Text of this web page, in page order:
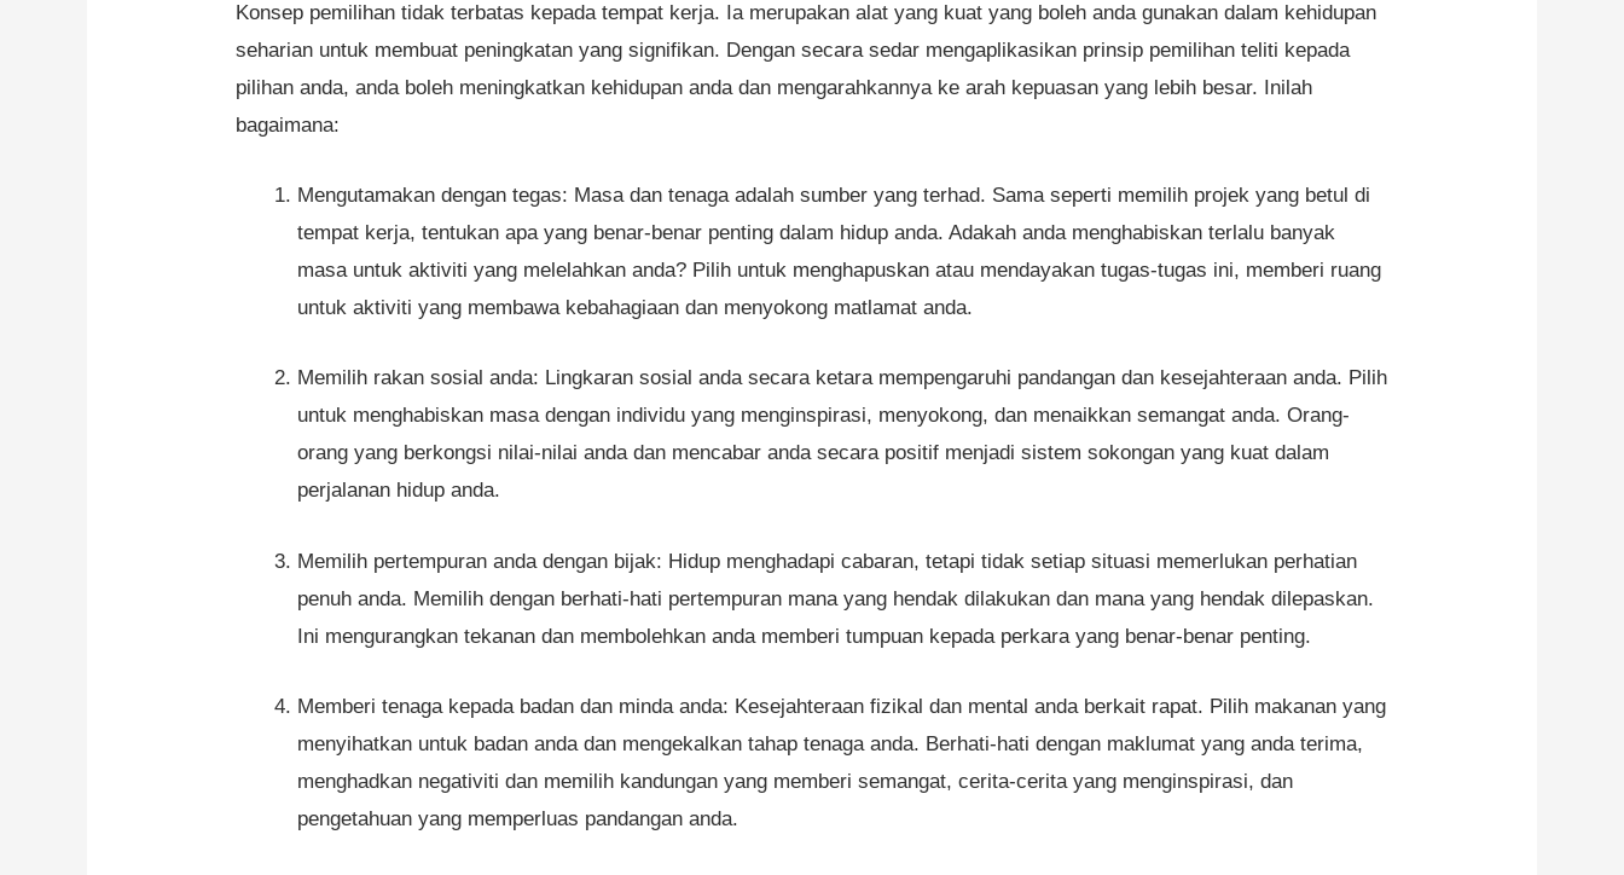
Konsep pemilihan tidak terbatas kepada tempat kerja. Ia merupakan alat yang kuat yang boleh anda gunakan dalam kehidupan
seharian untuk membuat peningkatan yang signifikan. Dengan secara sedar mengaplikasikan prinsip pemilihan teliti kepada
pilihan anda, anda boleh meningkatkan kehidupan anda dan mengarahkannya ke arah kepuasan yang lebih besar. Inilah
bagaimana:
Mengutamakan dengan tegas: Masa dan tenaga adalah sumber yang terhad. Sama seperti memilih projek yang betul di
tempat kerja, tentukan apa yang benar-benar penting dalam hidup anda. Adakah anda menghabiskan terlalu banyak
masa untuk aktiviti yang melelahkan anda? Pilih untuk menghapuskan atau mendayakan tugas-tugas ini, memberi ruang
untuk aktiviti yang membawa kebahagiaan dan menyokong matlamat anda.
Memilih rakan sosial anda: Lingkaran sosial anda secara ketara mempengaruhi pandangan dan kesejahteraan anda. Pilih
untuk menghabiskan masa dengan individu yang menginspirasi, menyokong, dan menaikkan semangat anda. Orang-
orang yang berkongsi nilai-nilai anda dan mencabar anda secara positif menjadi sistem sokongan yang kuat dalam
perjalanan hidup anda.
Memilih pertempuran anda dengan bijak: Hidup menghadapi cabaran, tetapi tidak setiap situasi memerlukan perhatian
penuh anda. Memilih dengan berhati-hati pertempuran mana yang hendak dilakukan dan mana yang hendak dilepaskan.
Ini mengurangkan tekanan dan membolehkan anda memberi tumpuan kepada perkara yang benar-benar penting.
Memberi tenaga kepada badan dan minda anda: Kesejahteraan fizikal dan mental anda berkait rapat. Pilih makanan yang
menyihatkan untuk badan anda dan mengekalkan tahap tenaga anda. Berhati-hati dengan maklumat yang anda terima,
menghadkan negativiti dan memilih kandungan yang memberi semangat, cerita-cerita yang menginspirasi, dan
pengetahuan yang memperluas pandangan anda.